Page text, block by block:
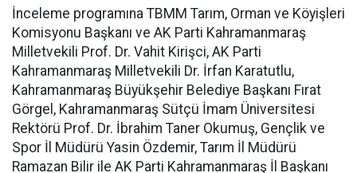
İnceleme programına TBMM Tarım, Orman ve Köyişleri
Komisyonu Başkanı ve AK Parti Kahramanmaraş
Milletvekili Prof. Dr. Vahit Kirişci, AK Parti
Kahramanmaraş Milletvekili Dr. İrfan Karatutlu,
Kahramanmaraş Büyükşehir Belediye Başkanı Fırat
Görgel, Kahramanmaraş Sütçü İmam Üniversitesi
Rektörü Prof. Dr. İbrahim Taner Okumuş, Gençlik ve
Spor İl Müdürü Yasin Özdemir, Tarım İl Müdürü
Ramazan Bilir ile AK Parti Kahramanmaraş İl Başkanı